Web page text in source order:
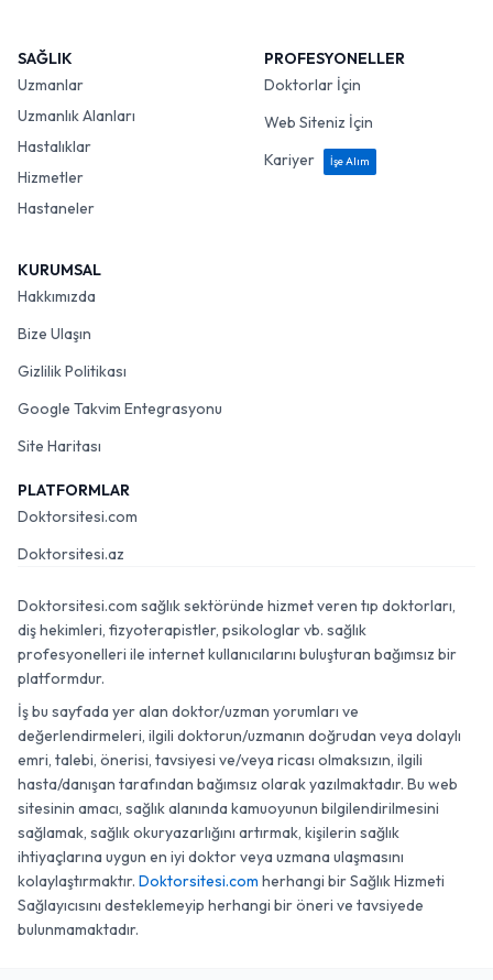
SAĞLIK
Uzmanlar
Uzmanlık Alanları
Hastalıklar
Hizmetler
Hastaneler
PROFESYONELLER
Doktorlar İçin
Web Siteniz İçin
Kariyer
İşe Alım
KURUMSAL
Hakkımızda
Bize Ulaşın
Gizlilik Politikası
Google Takvim Entegrasyonu
Site Haritası
PLATFORMLAR
Doktorsitesi.com
Doktorsitesi.az
Doktorsitesi.com sağlık sektöründe hizmet veren tıp doktorları,
diş hekimleri, fizyoterapistler, psikologlar vb. sağlık
profesyonelleri ile internet kullanıcılarını buluşturan bağımsız bir
platformdur.
İş bu sayfada yer alan doktor/uzman yorumları ve
değerlendirmeleri, ilgili doktorun/uzmanın doğrudan veya dolaylı
emri, talebi, önerisi, tavsiyesi ve/veya ricası olmaksızın, ilgili
hasta/danışan tarafından bağımsız olarak yazılmaktadır. Bu web
sitesinin amacı, sağlık alanında kamuoyunun bilgilendirilmesini
sağlamak, sağlık okuryazarlığını artırmak, kişilerin sağlık
ihtiyaçlarına uygun en iyi doktor veya uzmana ulaşmasını
kolaylaştırmaktır. Doktorsitesi.com herhangi bir Sağlık Hizmeti
Sağlayıcısını desteklemeyip herhangi bir öneri ve tavsiyede
bulunmamaktadır.